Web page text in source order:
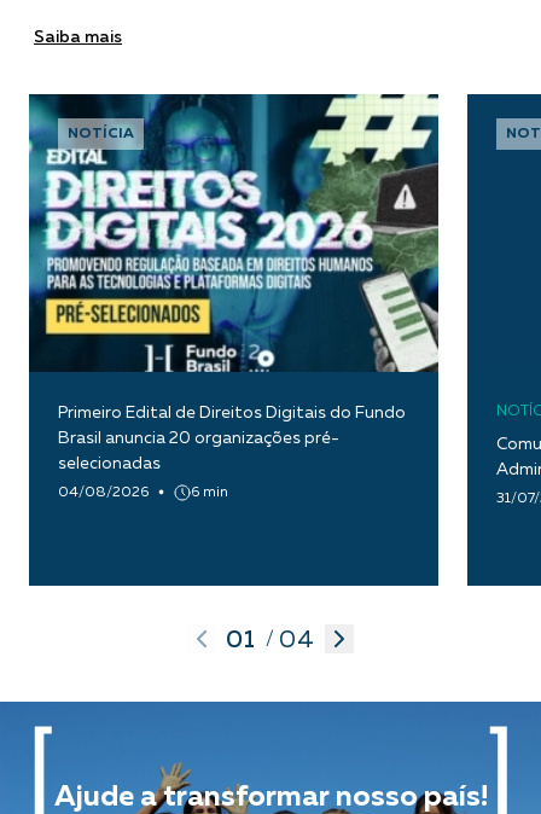
Saiba mais
NOTÍCIA
Primeiro Edital de Direitos Digitais do Fundo
Brasil anuncia 20 organizações pré-
selecionadas
04/08/2026 6 min 31/
01 / 04
Ajude a transformar nosso país!